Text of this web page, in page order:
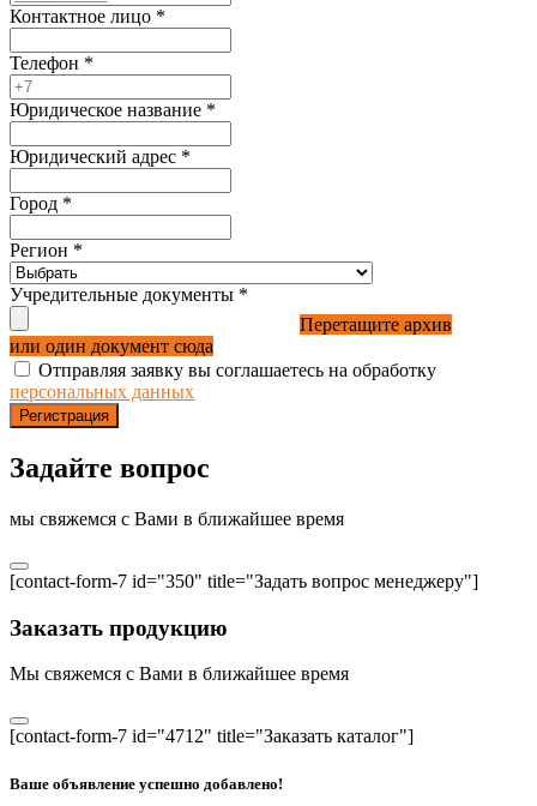
Контактное лицо *
Телефон *
Юридическое название *
Юридический адрес *
Город *
Регион *
Учредительные документы *
Перетащите архив
или один документ сюда
Отправляя заявку вы соглашаетесь на обработку
персональных данных
Регистрация
Задайте вопрос
мы свяжемся с Вами в ближайшее время
[contact-form-7 id="350" title="Задать вопрос менеджеру"]
Заказать продукцию
Мы свяжемся с Вами в ближайшее время
[contact-form-7 id="4712" title="Заказать каталог"]
Ваше объявление успешно добавлено!